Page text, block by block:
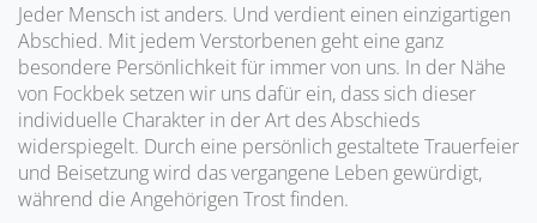
Jeder Mensch ist anders. Und verdient einen einzigartigen
Abschied. Mit jedem Verstorbenen geht eine ganz
besondere Persönlichkeit für immer von uns. In der Nähe
von Fockbek setzen wir uns dafür ein, dass sich dieser
individuelle Charakter in der Art des Abschieds
widerspiegelt. Durch eine persönlich gestaltete Trauerfeier
und Beisetzung wird das vergangene Leben gewürdigt,
während die Angehörigen Trost finden.